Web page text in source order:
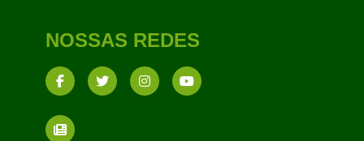
NOSSAS REDES